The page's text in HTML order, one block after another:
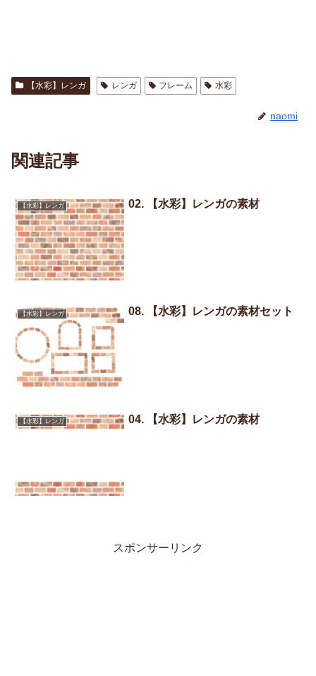
【水彩】レンガ レンガ フレーム 水彩
naomi
関連記事
【水彩】レンガ 02. 【水彩】レンガの素材
【水彩】レンガ 08. 【水彩】レンガの素材セット
【水彩】レンガ 04. 【水彩】レンガの素材
スポンサーリンク